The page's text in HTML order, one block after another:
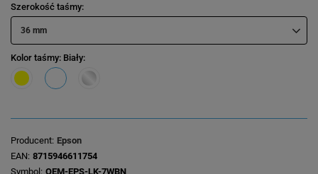
Szerokość taśmy
36 mm
Kolor taśmy: Biały
Producent Epson
EAN 8715946611754
Symbol OEM-EPS-LK-7WBN